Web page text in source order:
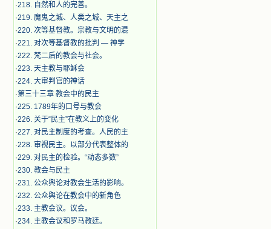
·218. 自然和人的完善。
·219. 魔鬼之城、人类之城、天主之
·220. 次等基督教。宗教与文明的混
·221. 对次等基督教的批判 — 神学
·222. 梵二后的教会与社会。
·223. 天主教与耶稣会
·224. 大审判官的神话
·第三十三章 教会中的民主
·225. 1789年的口号与教会
·226. 关于“民主”在教义上的变化
·227. 对民主制度的考查。人民的主
·228. 审视民主。以部分代表整体的
·229. 对民主的检验。“动态多数”
·230. 教会与民主
·231. 公众舆论对教会生活的影响。
·232. 公众舆论在教会中的新角色
·233. 主教会议。议会。
·234. 主教会议和罗马教廷。